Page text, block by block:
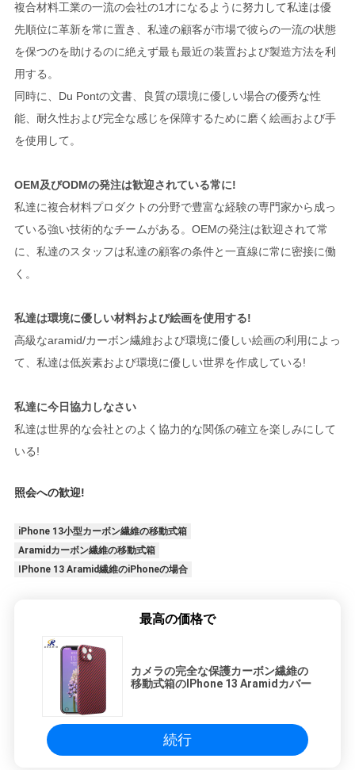
複合材料工業の一流の会社の1才になるように努力して私達は優
先順位に革新を常に置き、私達の顧客が市場で彼らの一流の状態
を保つのを助けるのに絶えず最も最近の装置および製造方法を利
用する。
同時に、Du Pontの文書、良質の環境に優しい場合の優秀な性
能、耐久性および完全な感じを保障するために磨く絵画および手
を使用して。
OEM及びODMの発注は歓迎されている常に!
私達に複合材料プロダクトの分野で豊富な経験の専門家から成っ
ている強い技術的なチームがある。OEMの発注は歓迎されて常
に、私達のスタッフは私達の顧客の条件と一直線に常に密接に働
く。
私達は環境に優しい材料および絵画を使用する!
高級なaramid/カーボン繊維および環境に優しい絵画の利用によっ
て、私達は低炭素および環境に優しい世界を作成している!
私達に今日協力しなさい
私達は世界的な会社とのよく協力的な関係の確立を楽しみにして
いる!
照会への歓迎!
iPhone 13小型カーボン繊維の移動式箱
Aramidカーボン繊維の移動式箱
IPhone 13 Aramid繊維のiPhoneの場合
最高の価格で
カメラの完全な保護カーボン繊維の
移動式箱のIPhone 13 Aramidカバー
続行